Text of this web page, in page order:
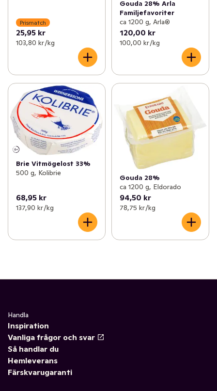
Prismatch
25,95 kr
103,80 kr /kg
Gouda 28% Arla
Familjefavoriter
ca 1200 g, Arla®
120,00 kr
100,00 kr /kg
Brie Vitmögelost 33%
500 g, Kolibrie
68,95 kr
137,90 kr /kg
Gouda 28%
ca 1200 g, Eldorado
94,50 kr
78,75 kr /kg
Handla
Inspiration
Vanliga frågor och svar
Så handlar du
Hemleverans
Färskvarugaranti